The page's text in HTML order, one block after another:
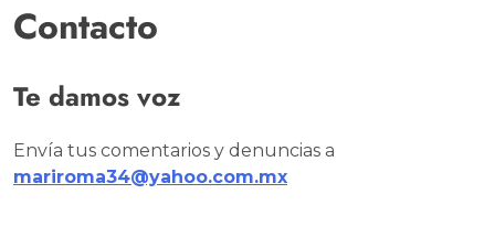
Contacto
Te damos voz
Envía tus comentarios y denuncias a
mariroma34@yahoo.com.mx